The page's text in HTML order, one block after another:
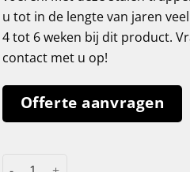
u tot in de lengte van jaren
4 tot 6 weken bij dit product.
contact met u op!
Offerte aanvragen
Stalentrap verzinkt 3500 mm